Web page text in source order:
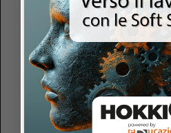
consapevolezza
studentesse.
Educare al digitale per
Allo stesso modo,educare al
significa andare oltre le
online: vuol dire